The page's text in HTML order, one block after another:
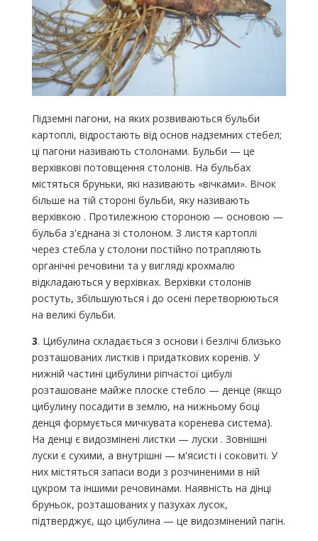
Підземні пагони, на яких розвиваються бульби
картоплі, відростають від основ надземних стебел;
ці пагони називають столонами. Бульби — це
верхівкові потовщення столонів. На бульбах
містяться бруньки, які називають «вічками». Вічок
більше на тій стороні бульби, яку називають
верхівкою . Протилежною стороною — основою —
бульба з'єднана зі столоном. З листя картоплі
через стебла у столони постійно потрапляють
органічні речовини та у вигляді крохмалю
відкладаються у верхівках. Верхівки столонів
ростуть, збільшуються і до осені перетворюються
на великі бульби.
3. Цибулина складається з основи і безлічі близько
розташованих листків і придаткових коренів. У
нижній частині цибулини ріпчастої цибулі
розташоване майже плоске стебло — денце (якщо
цибулину посадити в землю, на нижньому боці
денця формується мичкувата коренева система).
На денці є видозмінені листки — луски . Зовнішні
луски є сухими, а внутрішні — м'ясисті і соковиті. У
них містяться запаси води з розчиненими в ній
цукром та іншими речовинами. Наявність на дінці
бруньок, розташованих у пазухах лусок,
підтверджує, що цибулина — це видозмінений пагін.